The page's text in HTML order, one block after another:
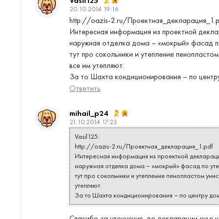
20.10.2014 19:16
http://oazis-2.ru/
Интересная информация из проектной
наружная отделка дома – «мокрый» фасад
тут про сокольники и утепление
все им утепляют.
За то Шахта кондиционирования – по
Ответить
mihail_p24
21.10.2014 17:23
Vasil125:
http://oazis-2.ru/Проектная_декларация_1.pdf
Интересная информация из проектной
наружная отделка дома – «мокрый» фасад по
тут про сокольники и утепление пенопластом
утепляют.
За то Шахта кондиционирования – по центру